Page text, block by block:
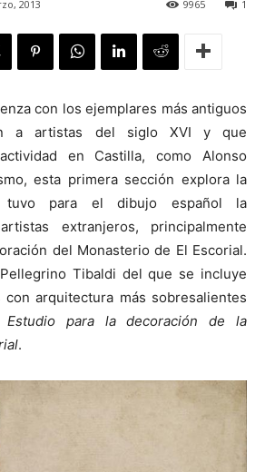
2013 1
9965
con los ejemplares más antiguos
a artistas del siglo XVI y que
en Castilla, como Alonso
esta primera sección explora la
tuvo para el dibujo español la
extranjeros, principalmente
del Monasterio de El Escorial.
Tibaldi del que se incluye
arquitectura más sobresalientes
Estudio para la decoración de la
.